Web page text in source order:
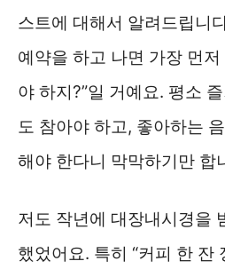
스트에 대해서 알려드립니
예약을 하고 나면 가장 먼저
야 하지?”일 거예요. 평소
도 참아야 하고, 좋아하는
해야 한다니 막막하기만 합
저도 작년에 대장내시경을
했었어요. 특히 “커피 한 잔